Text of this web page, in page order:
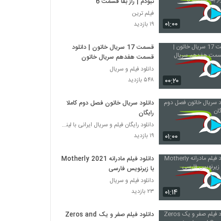
۰۱:۰۰
فیلم ترین
۱۹ بازدید
۰۰:۲۰
قسمت 17 سریال خاتون | دانلود
قسمت هفدهم سریال خاتون
دانلود فیلم و سریال
۵۴۸ بازدید
۰۱:۰۰
دانلود سریال خاتون فصل دوم کاملا
رایگان
دانلود رایگان فیلم و سریال ایرانی با لینک مستقیم
۱۹ بازدید
۰۱:۱۴
دانلود فیلم مادرانه Motherly 2021
با زیرنویس فارسی
دانلود فیلم و سریال
۲۳ بازدید
دانلود فیلم صفر و یک Zeros and